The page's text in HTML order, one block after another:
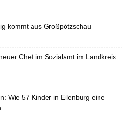
kommt aus Großpötzschau
Chef im Sozialamt im Landkreis
Wie 57 Kinder in Eilenburg eine